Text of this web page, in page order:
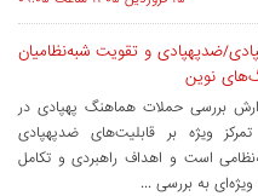
ضدپهپادی و تقویت شبه‌نظامیان
نوین
بررسی حملات هماهنگ پهپادی در
ویژه بر قابلیت‌های ضدپهپادی
است و اهداف راهبردی و تکامل
ویژه‌ای به بررسی ...